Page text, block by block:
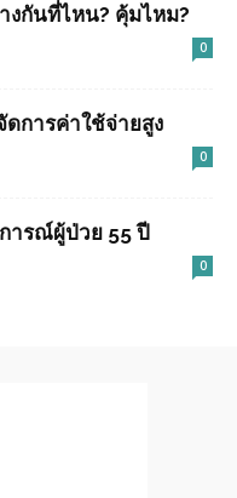
งกันที่ไหน? คุ้มไหม?
0
การค่าใช้จ่ายสูง
0
ารณ์ผู้ป่วย 55 ปี
0